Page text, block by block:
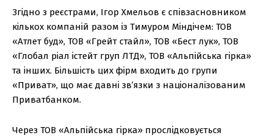
Згідно з реєстрами, Ігор Хмельов є співзасновником
кількох компаній разом із Тимуром Міндічем: ТОВ
«Атлет буд», ТОВ «Грейт стайл», ТОВ «Бест лук», ТОВ
«Глобал ріал істейт груп ЛТД», ТОВ «Альпійська гірка»
та інших. Більшість цих фірм входить до групи
«Приват», що має давні зв’язки з націоналізованим
Приватбанком.
Через ТОВ «Альпійська гірка» прослідковується